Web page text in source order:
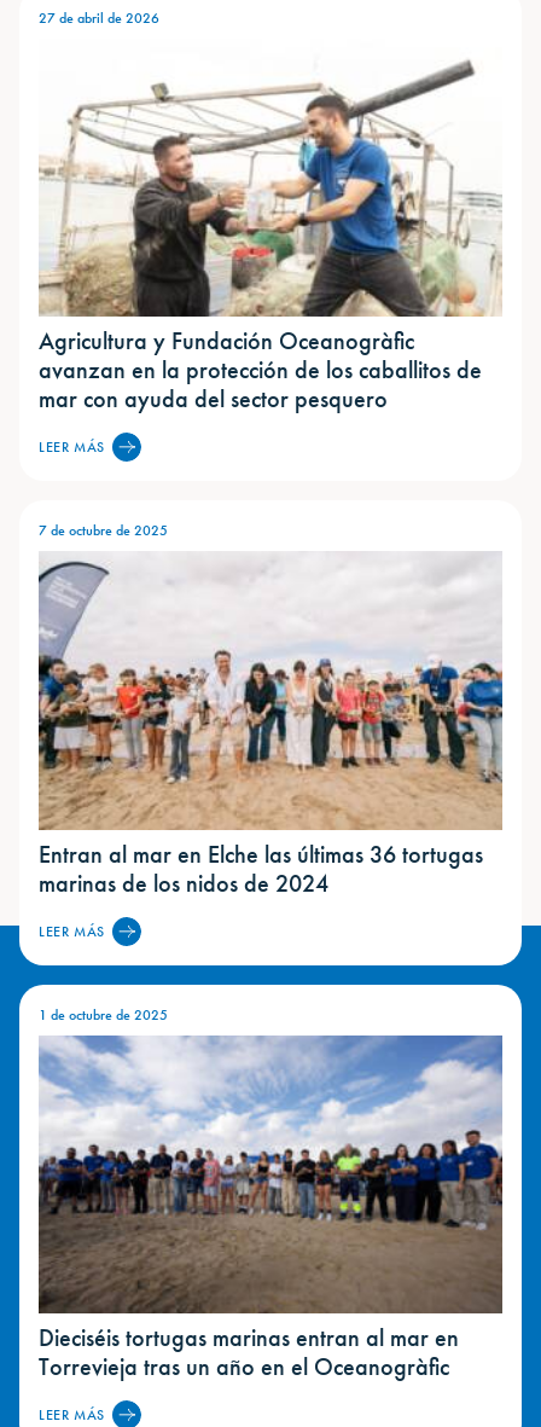
27 de abril de 2026
Agricultura y Fundación Oceanogràfic
avanzan en la protección de los caballitos de
mar con ayuda del sector pesquero
LEER MÁS
7 de octubre de 2025
Entran al mar en Elche las últimas 36 tortugas
marinas de los nidos de 2024
LEER MÁS
1 de octubre de 2025
Dieciséis tortugas marinas entran al mar en
Torrevieja tras un año en el Oceanogràfic
LEER MÁS